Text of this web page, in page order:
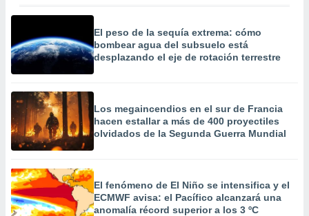
El peso de la sequía extrema: cómo
bombear agua del subsuelo está
desplazando el eje de rotación terrestre
Los megaincendios en el sur de Francia
hacen estallar a más de 400 proyectiles
olvidados de la Segunda Guerra Mundial
El fenómeno de El Niño se intensifica y el
ECMWF avisa: el Pacífico alcanzará una
anomalía récord superior a los 3 ºC